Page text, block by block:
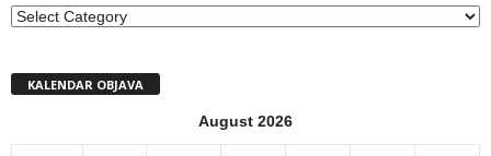
MENI
KALENDAR OBJAVA
August 2026